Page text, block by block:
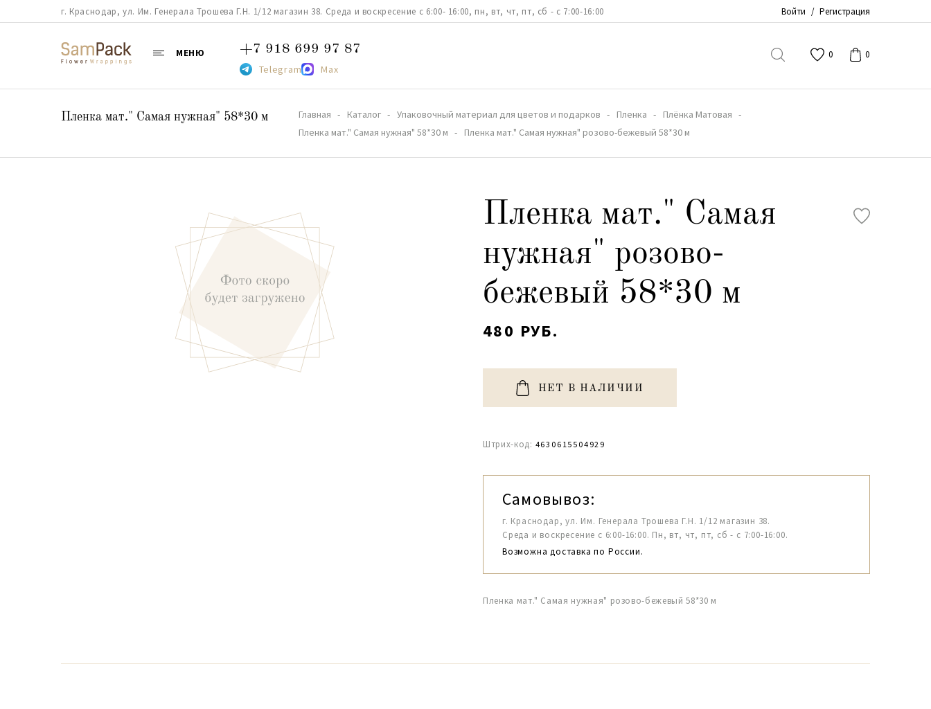
г. Краснодар, ул. Им. Генерала Трошева Г.Н. 1/12 магазин 38. Среда и воскресение с 6:00- 16:00, пн, вт, чт, пт, сб - с 7:00-16:00 Войти / Регистрация
МЕНЮ +7 918 699 97 87
Telegram Max
0 0
Пленка мат." Самая нужная" 58*30 м Главная Каталог Упаковочный материал для цветов и подарков Пленка
Плёнка Матовая
Пленка мат." Самая нужная" 58*30 м
Пленка мат." Самая нужная" розово-бежевый 58*30 м
Пленка мат." Самая
нужная" розово-
бежевый 58*30 м
480 РУБ.
НЕТ В НАЛИЧИИ
Штрих-код: 4630615504929
Самовывоз:
г. Краснодар, ул. Им. Генерала Трошева Г.Н. 1/12 магазин 38.
Среда и воскресение с 6:00-16:00. Пн, вт, чт, пт, сб - с 7:00-16:00.
Возможна доставка по России.
Пленка мат." Самая нужная" розово-бежевый 58*30 м